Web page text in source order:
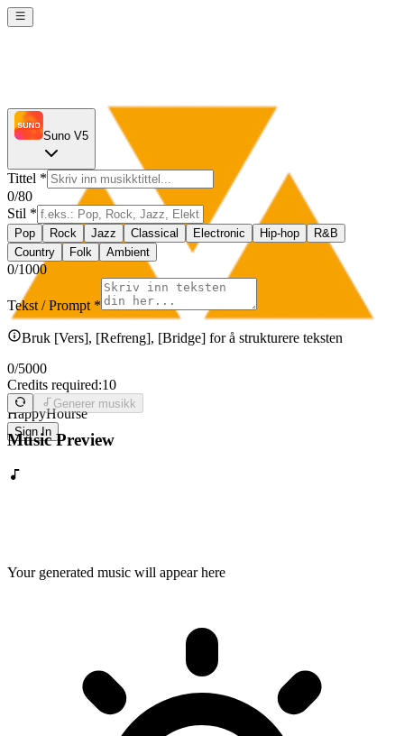
HappyHourse
Sign In
Suno V5
Tittel *
0/80
Stil *
Pop Rock Jazz Classical Electronic Hip-hop
R&B
Country
Folk Ambient
0/1000
Tekst / Prompt *
Bruk [Vers], [Refreng], [Bridge] for å strukturere teksten
0/5000
Credits required:10
Generer musikk
Music Preview
Your generated music will appear here